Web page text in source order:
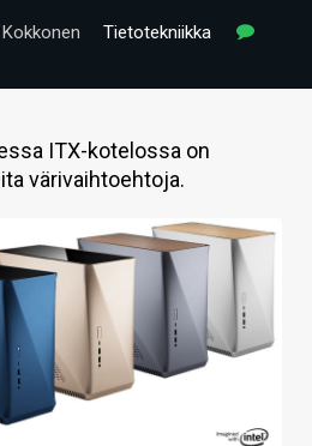
Tietotekniikka
ITX-kotelossa on
värivaihtoehtoja.